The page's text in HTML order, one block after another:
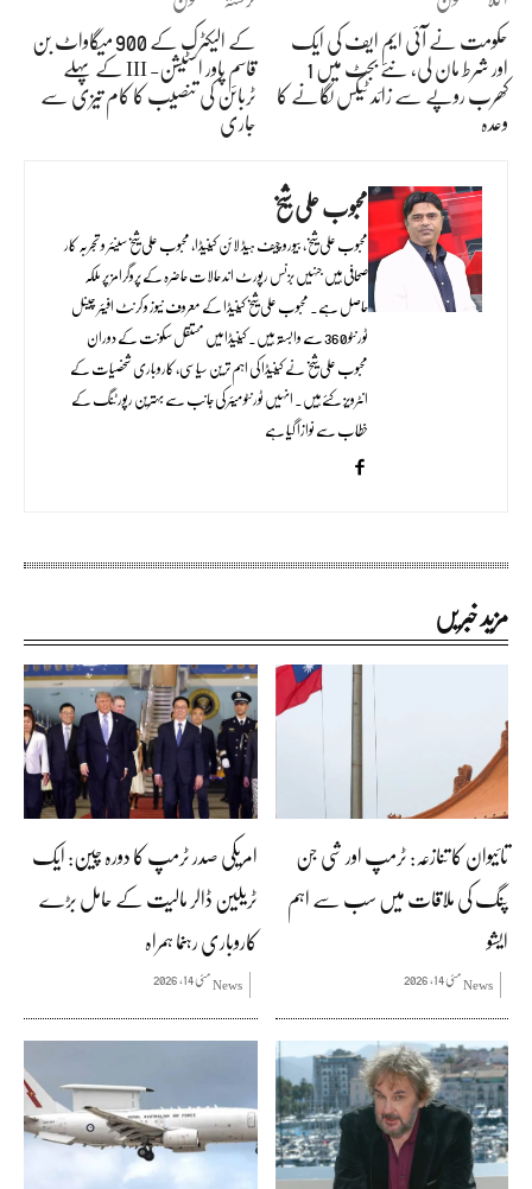
کے الیکٹرک کے 900 میگاواٹ بن
قاسم پاور اسٹیشن- III کے پہلے
ٹربائن کی تنصیب کا کام تیزی سے
جاری
حکومت نے آئی ایم ایف کی ایک
اور شرط مان لی، نئے بجٹ میں 1
کھرب روپے سے زائد ٹیکس لگانے کا
وعدہ
محبوب علی شیخ
محبوب علی شیخ، بیورو چیف ہیڈ لائن کینیڈا، محبوب علی شیخ سینئر و تجربہ کار
صحافی ہیں جنہیں بزنس رپورٹ اند حالات حاضرہ کے پروگرامز پر ملکہ
حاصل ہے۔ محبوب علی شیخ کینیڈا کے معروف نیوز و کرنٹ افیئر چینل
ٹورنٹو 360 سے وابستہ ہیں۔ کینیڈا میں مستقل سکونت کے دوران
محبوب علی شیخ نے کینیڈا کی اہم ترین سیاسی، کاروباری شخصیات کے
انٹرویز کئے ہیں۔ انہیں ٹورنٹو میئر کی جانب سے بہترین رپورٹنگ کے
خطاب سے نوازا گیا ہے
مزید خبریں
تائیوان کا تنازعہ: ٹرمپ اور شی جن
پنگ کی ملاقات میں سب سے اہم
ایشو
Newsمئی 14, 2026
امریکی صدر ٹرمپ کا دورہ چین: ایک
ٹریلین ڈالر مالیت کے حامل بڑے
کاروباری رہنما ہمراہ
Newsمئی 14, 2026